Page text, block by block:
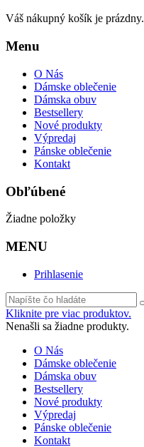
Váš nákupný košík je prázdny.
Menu
O Nás
Dámske oblečenie
Dámska obuv
Bestsellery
Nové produkty
Výpredaj
Pánske oblečenie
Kontakt
Obľúbené
Žiadne položky
MENU
Prihlasenie
Kliknite pre viac produktov.
Nenašli sa žiadne produkty.
O Nás
Dámske oblečenie
Dámska obuv
Bestsellery
Nové produkty
Výpredaj
Pánske oblečenie
Kontakt